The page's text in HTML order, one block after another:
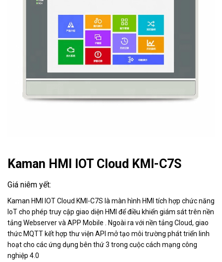
Kaman HMI IOT Cloud KMI-C7S
Kaman HMI IOT Cloud KMI-C7S là màn hình HMI tích hợp chức năng
IoT cho phép truy cập giao diện HMI để điều khiển giám sát trên nền
tảng Webserver và APP Mobile . Ngoài ra với nền tảng Cloud, giao
thức MQTT kết hợp thư viện API mở tạo môi trường phát triển linh
hoạt cho các ứng dụng bên thứ 3 trong cuộc cách mạng công
nghiệp 4.0